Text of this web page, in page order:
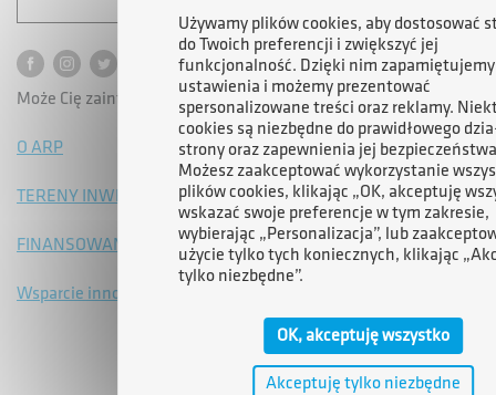
Może Cię zainteresować:
O ARP
TERENY INWESTYCYJNE
FINANSOWANIE
Wsparcie innowacji
Używamy plików cookies, aby dostosować
do Twoich preferencji i zwiększyć jej
funkcjonalność. Dzięki nim zapamiętujemy
ustawienia i możemy prezentować
spersonalizowane treści oraz reklamy.
cookies są niezbędne do prawidłowego
strony oraz zapewnienia jej
Możesz zaakceptować wykorzystanie
plików cookies, klikając „OK, akceptuję
wskazać swoje preferencje w tym zakresie,
wybierając „Personalizacja”, lub
użycie tylko tych koniecznych, klikając
tylko niezbędne”.
OK, akceptuję wszystko
Akceptuję tylko niezbędne